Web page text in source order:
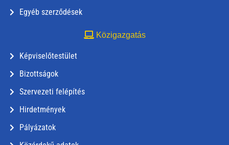
Egyéb szerződések
Közigazgatás
Képviselőtestület
Bizottságok
Szervezeti felépítés
Hirdetmények
Pályázatok